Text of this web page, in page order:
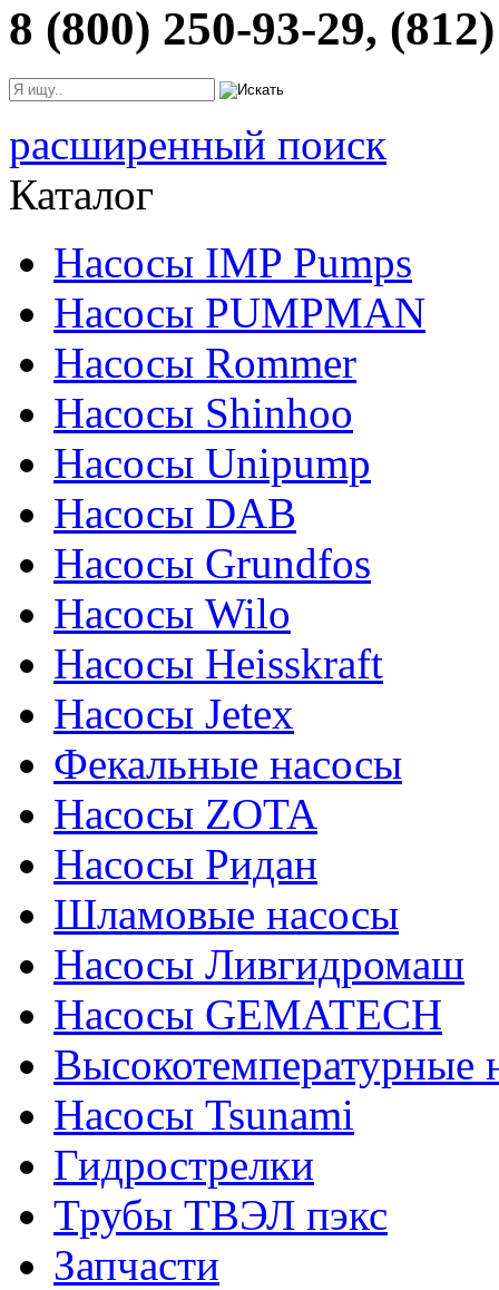
8 (800) 250-93-29,
расширенный поиск
Каталог
Насосы IMP Pumps
Насосы PUMPMAN
Насосы Rommer
Насосы Shinhoo
Насосы Unipump
Насосы DAB
Насосы Grundfos
Насосы Wilo
Насосы Heisskraft
Насосы Jetex
Фекальные насосы
Насосы ZOTA
Насосы Ридан
Шламовые насосы
Насосы Ливгидромаш
Насосы GEMATECH
Высокотемпературные
Насосы Tsunami
Гидрострелки
Трубы ТВЭЛ пэкс
Запчасти